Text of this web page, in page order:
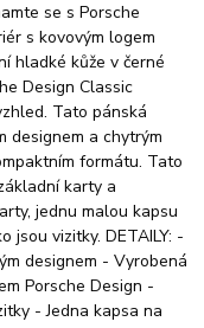
se s Porsche
s kovovým logem
hladké kůže v černé
Design Classic
Tato pánská
designem a chytrým
formátu. Tato
karty a
jednu malou kapsu
jsou vizitky. DETAILY: -
designem - Vyrobená
Porsche Design -
- Jedna kapsa na